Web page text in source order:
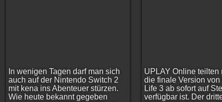
In wenigen Tagen darf man sich
auch auf der Nintendo Switch 2
mit kena ins Abenteuer stürzen.
Wie heute bekannt gegeben
UPLAY Online teilten
die finale Version von
Life 3 ab sofort auf
verfügbar ist. Der